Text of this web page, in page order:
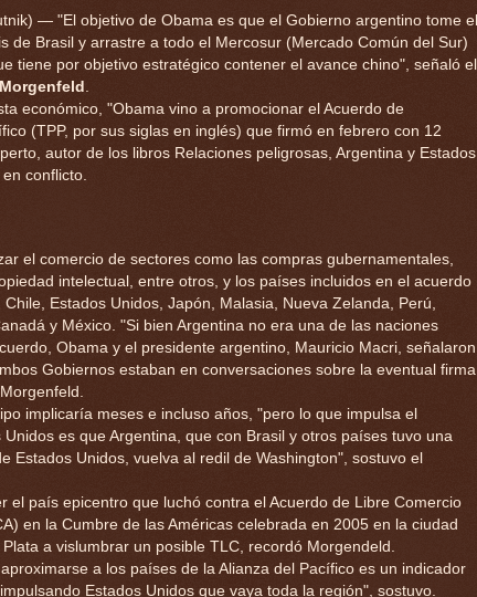
— "El objetivo de Obama es que el Gobierno argentino tome el
de Brasil y arrastre a todo el Mercosur (Mercado Común del Sur)
tiene por objetivo estratégico contener el avance chino", señaló el
económico, "Obama vino a promocionar el Acuerdo de
(TPP, por sus siglas en inglés) que firmó en febrero con 12
autor de los libros Relaciones peligrosas, Argentina y Estados
conflicto.
el comercio de sectores como las compras gubernamentales,
intelectual, entre otros, y los países incluidos en el acuerdo
Estados Unidos, Japón, Malasia, Nueva Zelanda, Perú,
y México. "Si bien Argentina no era una de las naciones
Obama y el presidente argentino, Mauricio Macri, señalaron
Gobiernos estaban en conversaciones sobre la eventual firma
implicaría meses e incluso años, "pero lo que impulsa el
es que Argentina, que con Brasil y otros países tuvo una
Estados Unidos, vuelva al redil de Washington", sostuvo el
el país epicentro que luchó contra el Acuerdo de Libre Comercio
en la Cumbre de las Américas celebrada en 2005 en la ciudad
a vislumbrar un posible TLC, recordó Morgendeld.
a los países de la Alianza del Pacífico es un indicador
Estados Unidos que vaya toda la región", sostuvo.